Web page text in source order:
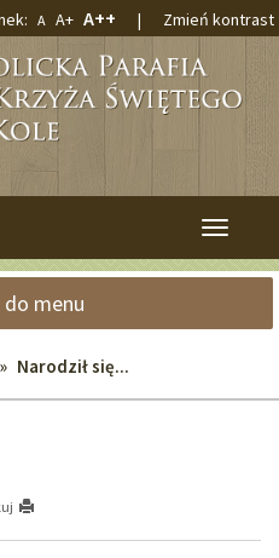
Domyślna
czcionka
A Większa
czcionka
A+ Największa
czcionka
A++ | Zmień kontrast
Przełącz
do menu
» Narodził się...